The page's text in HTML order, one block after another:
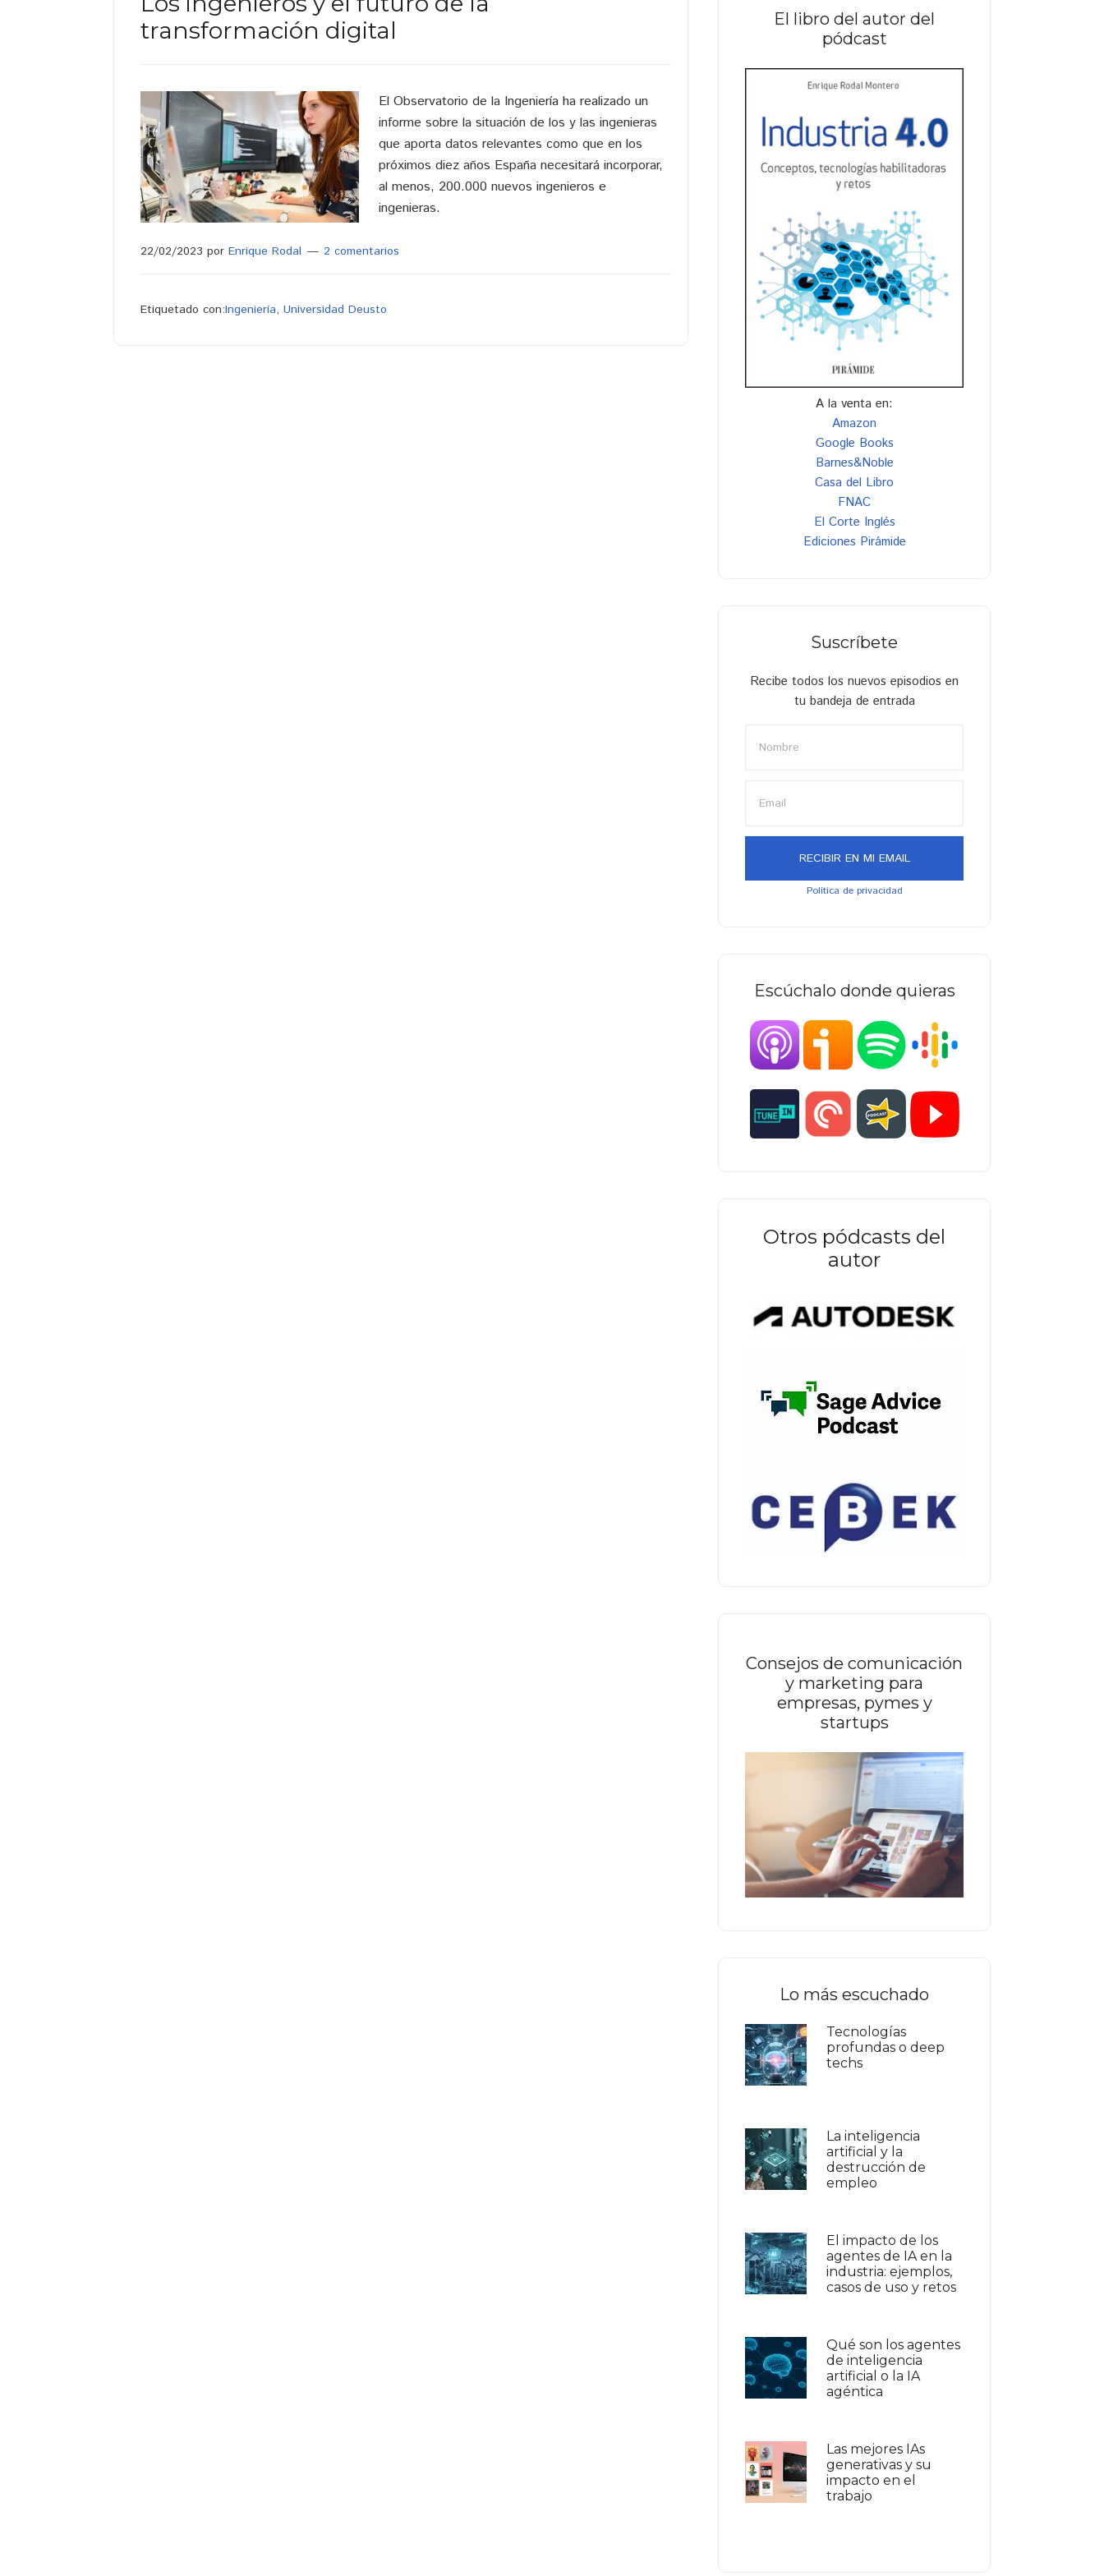
transformación digital
El Observatorio de la Ingeniería ha realizado un
informe sobre la situación de los y las ingenieras
que aporta datos relevantes como que en los
próximos diez años España necesitará incorporar,
al menos, 200.000 nuevos ingenieros e
ingenieras.
22/02/2023 por Enrique Rodal 2 comentarios
Etiquetado con:Ingeniería, Universidad Deusto
El libro del autor del
pódcast
A la venta en:
Amazon
Google Books
Barnes&Noble
Casa del Libro
FNAC
El Corte Inglés
Ediciones Pirámide
Suscríbete
Recibe todos los nuevos episodios en
tu bandeja de entrada
Política de privacidad
Escúchalo donde quieras
Otros pódcasts del
autor
Consejos de comunicación
y marketing para
empresas, pymes y
startups
Lo más escuchado
Tecnologías
profundas o deep
techs
La inteligencia
artificial y la
destrucción de
empleo
El impacto de los
agentes de IA en la
industria: ejemplos,
casos de uso y retos
Qué son los agentes
de inteligencia
artificial o la IA
agéntica
Las mejores IAs
generativas y su
impacto en el
trabajo